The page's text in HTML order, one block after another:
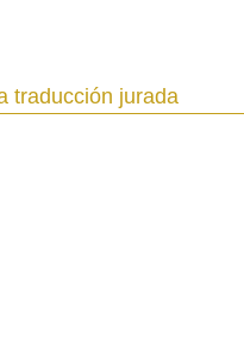
traducción jurada